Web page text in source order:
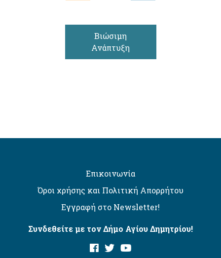
Βιώσιμη
Ανάπτυξη
Επικοινωνία
Όροι χρήσης και Πολιτική Απορρήτου
Εγγραφή στο Newsletter!
Συνδεθείτε με τον Δήμο Αγίου Δημητρίου!